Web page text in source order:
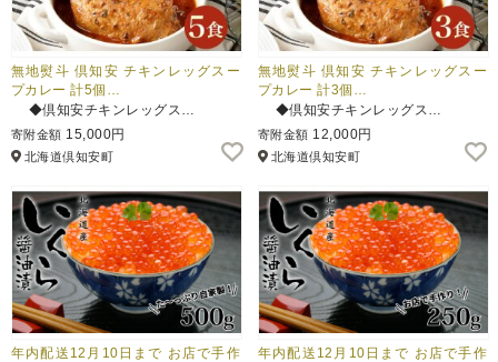
無地熨斗 倶知安 チキンレッグスー
プカレー 計5個…
◆倶知安チキンレッグス…
寄附金額 15,000円
北海道倶知安町
無地熨斗 倶知安 チキンレッグスー
プカレー 計3個…
◆倶知安チキンレッグス…
寄附金額 12,000円
北海道倶知安町
年内配送12月10日まで お店で手作
年内配送12月10日まで お店で手作